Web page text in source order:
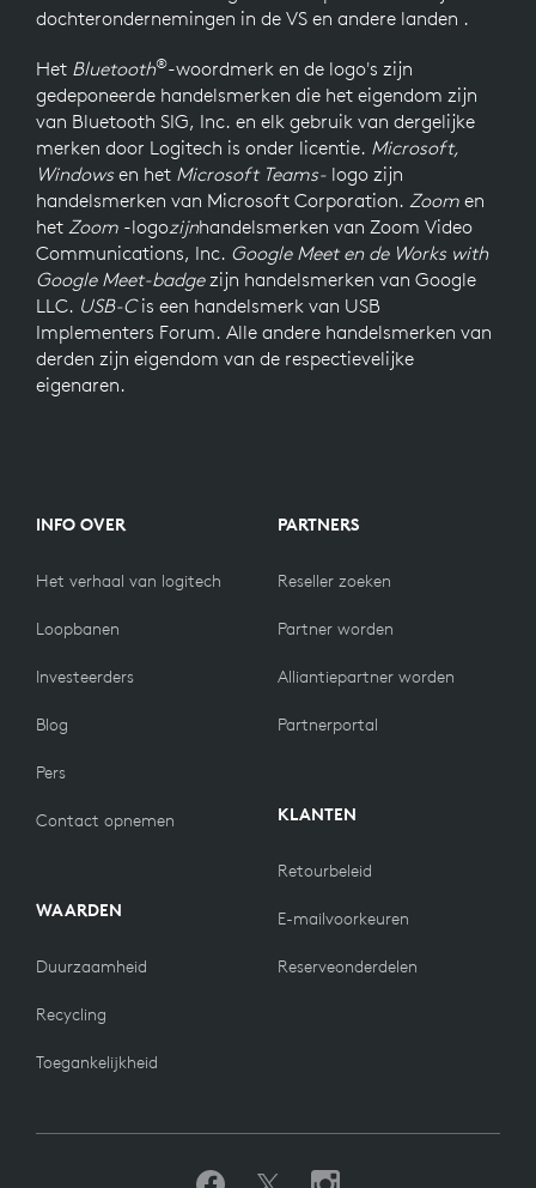
dochterondernemingen in de VS en andere landen .
Het Bluetooth®-woordmerk en de logo's zijn
gedeponeerde handelsmerken die het eigendom zijn
van Bluetooth SIG, Inc. en elk gebruik van dergelijke
merken door Logitech is onder licentie. Microsoft,
Windowsen het Microsoft Teams- logo zijn
handelsmerken van Microsoft Corporation. Zoom en
het Zoom -logozijnhandelsmerken van Zoom Video
Communications, Inc. Google Meet en de Works with
Google Meet-badgezijn handelsmerken van Google
LLC. USB-Cis een handelsmerk van USB
Implementers Forum. Alle andere handelsmerken van
derden zijn eigendom van de respectievelijke
eigenaren.
INFO OVER
Het verhaal van logitech
Loopbanen
Investeerders
Blog
Pers
Contact opnemen
WAARDEN
Duurzaamheid
Recycling
Toegankelijkheid
PARTNERS
Reseller zoeken
Partner worden
Alliantiepartner worden
Partnerportal
KLANTEN
Retourbeleid
E-mailvoorkeuren
Reserveonderdelen